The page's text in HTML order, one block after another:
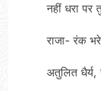
नहीं धरा पर
राजा- रंक भरे
अतुलित धैर्य,